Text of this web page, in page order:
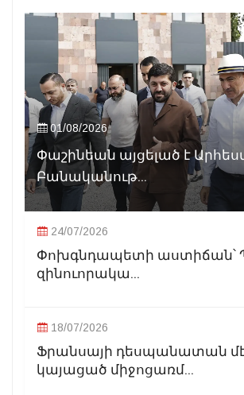
01/08/2026
Փաշինեան այցելած է
Բանականութ...
24/07/2026
Փոխգնդապետի աստիճան՝
զինուորակա...
18/07/2026
Ֆրանսայի դեսպանատան
կայացած միջոցառմ...